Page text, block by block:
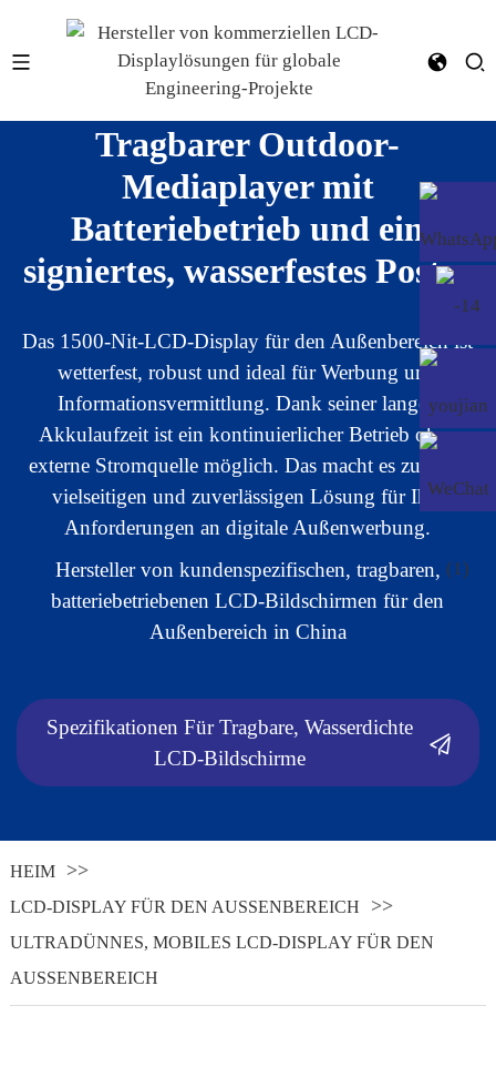
Tragbarer Outdoor-
Mediaplayer mit
Batteriebetrieb und ein
signiertes, wasserfestes Poster
Das 1500-Nit-LCD-Display für den Außenbereich ist
wetterfest, robust und ideal für Werbung und
Informationsvermittlung. Dank seiner langen
Akkulaufzeit ist ein kontinuierlicher Betrieb ohne
externe Stromquelle möglich. Das macht es zu einer
vielseitigen und zuverlässigen Lösung für Ihre
Anforderungen an digitale Außenwerbung.
Hersteller von kundenspezifischen, tragbaren,
batteriebetriebenen LCD-Bildschirmen für den
Außenbereich in China
Spezifikationen Für Tragbare, Wasserdichte
LCD-Bildschirme
HEIM
LCD-DISPLAY FÜR DEN AUSSENBEREICH
ULTRADÜNNES, MOBILES LCD-DISPLAY FÜR DEN
AUSSENBEREICH